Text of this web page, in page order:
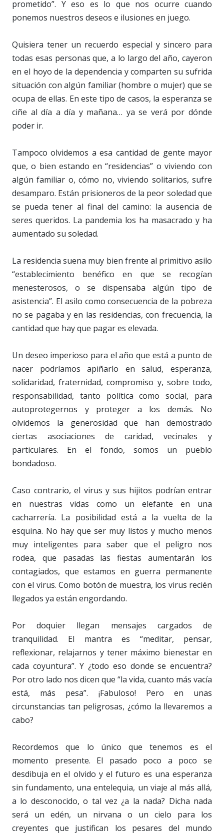
prometido”. Y eso es lo que nos ocurre cuando
ponemos nuestros deseos e ilusiones en juego.
Quisiera tener un recuerdo especial y sincero para
todas esas personas que, a lo largo del año, cayeron
en el hoyo de la dependencia y comparten su sufrida
situación con algún familiar (hombre o mujer) que se
ocupa de ellas. En este tipo de casos, la esperanza se
ciñe al día a día y mañana… ya se verá por dónde
poder ir.
Tampoco olvidemos a esa cantidad de gente mayor
que, o bien estando en “residencias” o viviendo con
algún familiar o, cómo no, viviendo solitarios, sufre
desamparo. Están prisioneros de la peor soledad que
se pueda tener al final del camino: la ausencia de
seres queridos. La pandemia los ha masacrado y ha
aumentado su soledad.
La residencia suena muy bien frente al primitivo asilo
“establecimiento benéfico en que se recogían
menesterosos, o se dispensaba algún tipo de
asistencia”. El asilo como consecuencia de la pobreza
no se pagaba y en las residencias, con frecuencia, la
cantidad que hay que pagar es elevada.
Un deseo imperioso para el año que está a punto de
nacer podríamos apiñarlo en salud, esperanza,
solidaridad, fraternidad, compromiso y, sobre todo,
responsabilidad, tanto política como social, para
autoprotegernos y proteger a los demás. No
olvidemos la generosidad que han demostrado
ciertas asociaciones de caridad, vecinales y
particulares. En el fondo, somos un pueblo
bondadoso.
Caso contrario, el virus y sus hijitos podrían entrar
en nuestras vidas como un elefante en una
cacharrería. La posibilidad está a la vuelta de la
esquina. No hay que ser muy listos y mucho menos
muy inteligentes para saber que el peligro nos
rodea, que pasadas las fiestas aumentarán los
contagiados, que estamos en guerra permanente
con el virus. Como botón de muestra, los virus recién
llegados ya están engordando.
Por doquier llegan mensajes cargados de
tranquilidad. El mantra es “meditar, pensar,
reflexionar, relajarnos y tener máximo bienestar en
cada coyuntura”. Y ¿todo eso donde se encuentra?
Por otro lado nos dicen que “la vida, cuanto más vacía
está, más pesa”. ¡Fabuloso! Pero en unas
circunstancias tan peligrosas, ¿cómo la llevaremos a
cabo?
Recordemos que lo único que tenemos es el
momento presente. El pasado poco a poco se
desdibuja en el olvido y el futuro es una esperanza
sin fundamento, una entelequia, un viaje al más allá,
a lo desconocido, o tal vez ¿a la nada? Dicha nada
será un edén, un nirvana o un cielo para los
creyentes que justifican los pesares del mundo